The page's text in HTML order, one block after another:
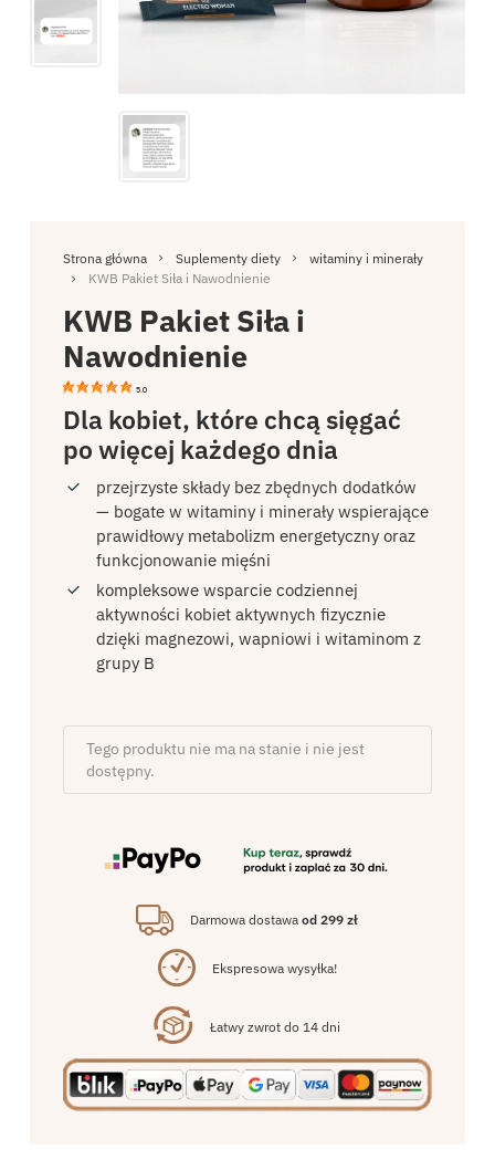
Strona główna Suplementy diety
witaminy i minerały
KWB Pakiet Siła i Nawodnienie
KWB Pakiet Siła i
Nawodnienie
5.0
Dla kobiet, które chcą sięgać
po więcej każdego dnia
przejrzyste składy bez zbędnych dodatków
— bogate w witaminy i minerały wspierające
prawidłowy metabolizm energetyczny oraz
funkcjonowanie mięśni
kompleksowe wsparcie codziennej
aktywności kobiet aktywnych fizycznie
dzięki magnezowi, wapniowi i witaminom z
grupy B
Tego produktu nie ma na stanie i nie jest
dostępny.
Darmowa dostawaod 299 zł
Ekspresowa wysyłka!
Łatwy zwrot do 14 dni